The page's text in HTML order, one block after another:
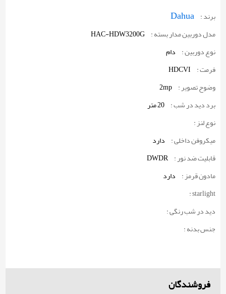
برند : Dahua
مدل دوربین مدار بسته : HAC-HDW3200G
نوع دوربین : دام
فرمت : HDCVI
وضوح تصویر : 2mp
برد دید در شب : 20 متر
نوع لنز :
میکروفن داخلی : دارد
قابلیت ضد نور : DWDR
مادون قرمز : دارد
starlight :
دید در شب رنگی :
جنس بدنه :
فروشندگان